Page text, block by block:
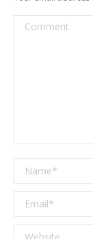
Comment
Name *
Email *
Website